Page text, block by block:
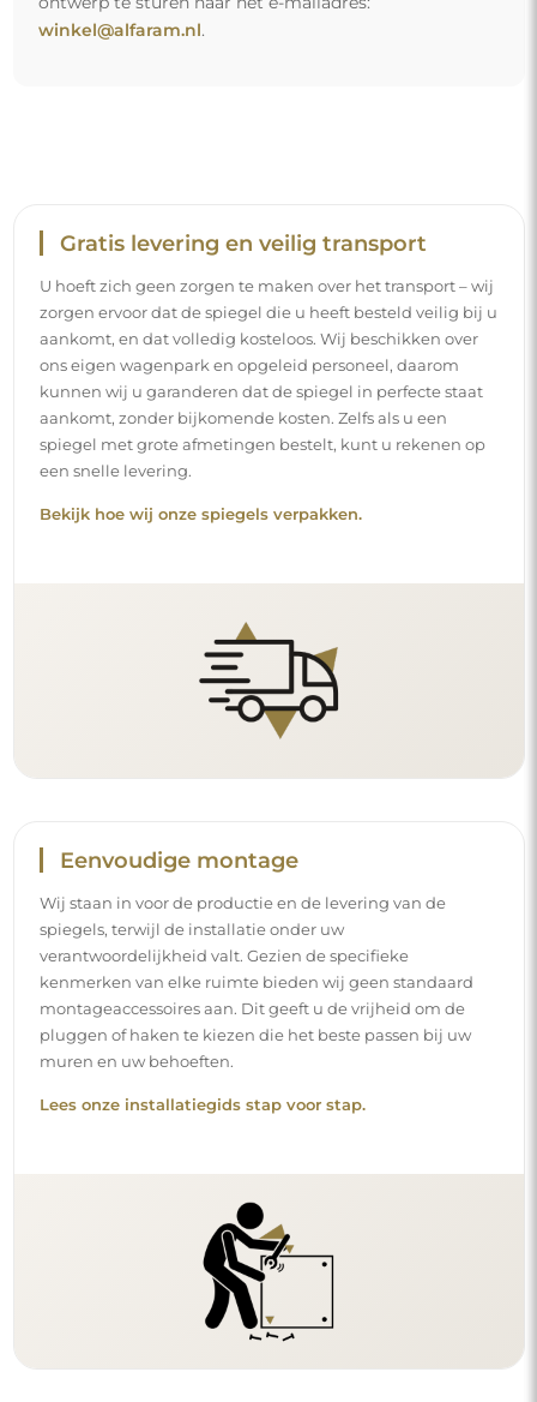
winkel@alfaram.nl.
Gratis levering en veilig transport
U hoeft zich geen zorgen te maken over het transport – wij
zorgen ervoor dat de spiegel die u heeft besteld veilig bij u
aankomt, en dat volledig kosteloos. Wij beschikken over
ons eigen wagenpark en opgeleid personeel, daarom
kunnen wij u garanderen dat de spiegel in perfecte staat
aankomt, zonder bijkomende kosten. Zelfs als u een
spiegel met grote afmetingen bestelt, kunt u rekenen op
een snelle levering.
Bekijk hoe wij onze spiegels verpakken.
Eenvoudige montage
Wij staan in voor de productie en de levering van de
spiegels, terwijl de installatie onder uw
verantwoordelijkheid valt. Gezien de specifieke
kenmerken van elke ruimte bieden wij geen standaard
montageaccessoires aan. Dit geeft u de vrijheid om de
pluggen of haken te kiezen die het beste passen bij uw
muren en uw behoeften.
Lees onze installatiegids stap voor stap.